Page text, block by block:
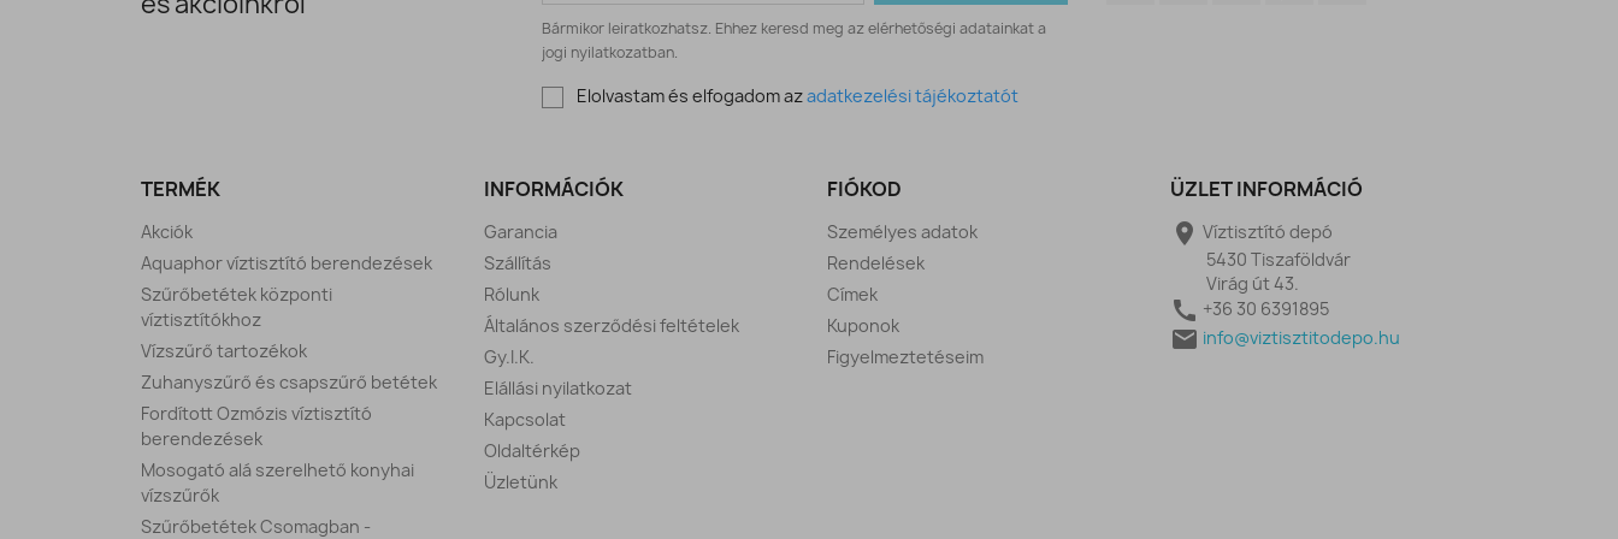
Bármikor leiratkozhatsz. Ehhez keresd meg az elérhetőségi adatainkat a
jogi nyilatkozatban.
Elolvastam és elfogadom azadatkezelési tájékoztatót
TERMÉK
Akciók
Aquaphor víztisztító berendezések
Szűrőbetétek központi
víztisztítókhoz
Vízszűrő tartozékok
Zuhanyszűrő és csapszűrő betétek
Fordított Ozmózis víztisztító
berendezések
Mosogató alá szerelhető konyhai
vízszűrők
Szűrőbetétek Csomagban -
INFORMÁCIÓK
Garancia
Szállítás
Rólunk
Általános szerződési feltételek
Gy.I.K.
Elállási nyilatkozat
Kapcsolat
Oldaltérkép
Üzletünk
FIÓKOD
Személyes adatok
Rendelések
Címek
Kuponok
Figyelmeztetéseim
ÜZLET INFORMÁCIÓ
 Víztisztító depó
5430 Tiszaföldvár
Virág út 43.
 +36 30 6391895
 info@viztisztitodepo.hu